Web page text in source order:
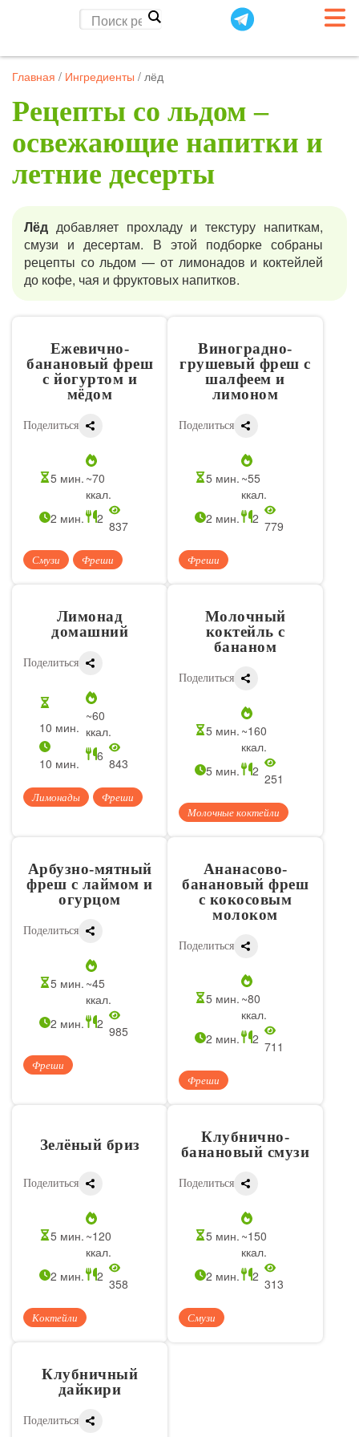
Главная / Ингредиенты / лёд
Рецепты со льдом –
освежающие напитки и
летние десерты
Лёд добавляет прохладу и текстуру напиткам,
смузи и десертам. В этой подборке собраны
рецепты со льдом — от лимонадов и коктейлей
до кофе, чая и фруктовых напитков.
Ежевично-
банановый фреш
с йогуртом и
мёдом
Поделиться
5 мин. ~70
ккал.
2 мин.
2 837
Смузи Фреши
Виноградно-
грушевый фреш с
шалфеем и
лимоном
Поделиться
5 мин. ~55
ккал.
2 мин.
2 779
Фреши
Лимонад
домашний
Поделиться
10 мин.
~60
ккал.
10 мин.
6 843
Лимонады Фреши
Молочный
коктейль с
бананом
Поделиться
5 мин. ~160
ккал.
5 мин.
2 251
Молочные коктейли
Арбузно-мятный
фреш с лаймом и
огурцом
Поделиться
5 мин. ~45
ккал.
2 мин.
2 985
Фреши
Ананасово-
банановый фреш
с кокосовым
молоком
Поделиться
5 мин. ~80
ккал.
2 мин.
2 711
Фреши
Зелёный бриз
Поделиться
5 мин. ~120
ккал.
2 мин.
2 358
Коктейли
Клубнично-
банановый смузи
Поделиться
5 мин. ~150
ккал.
2 мин.
2 313
Смузи
Клубничный
дайкири
Поделиться